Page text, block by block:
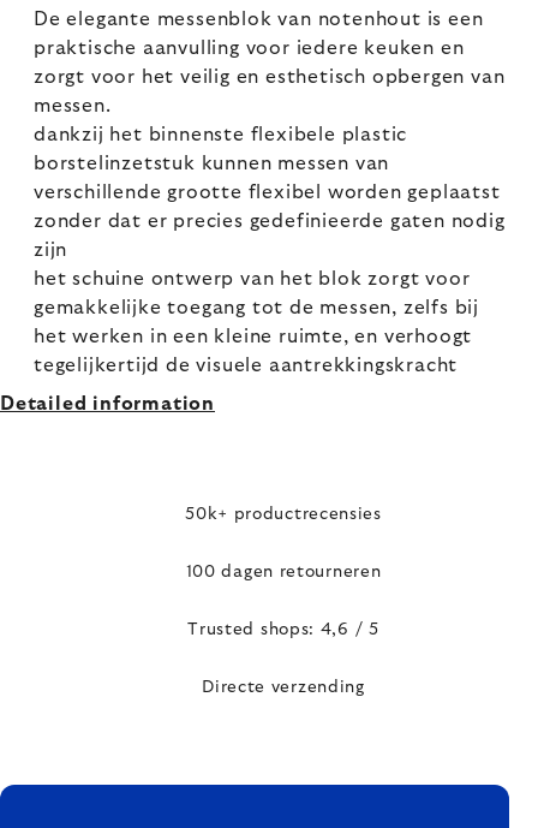
De elegante messenblok van notenhout is een
praktische aanvulling voor iedere keuken en
zorgt voor het veilig en esthetisch opbergen van
messen.
dankzij het binnenste flexibele plastic
borstelinzetstuk kunnen messen van
verschillende grootte flexibel worden geplaatst
zonder dat er precies gedefinieerde gaten nodig
zijn
het schuine ontwerp van het blok zorgt voor
gemakkelijke toegang tot de messen, zelfs bij
het werken in een kleine ruimte, en verhoogt
tegelijkertijd de visuele aantrekkingskracht
Detailed information
50k+ productrecensies
100 dagen retourneren
Trusted shops: 4,6 / 5
Directe verzending
FOOTER